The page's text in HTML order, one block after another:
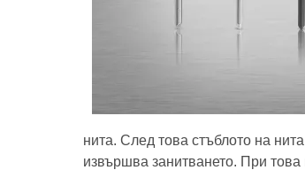
нита. След това стъблото на
извършва занитването. При това